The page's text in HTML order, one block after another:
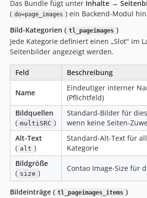
Das Bundle fügt unter Inhalte →
( do=page_images ) ein Backend-Modul
Bild-Kategorien ( tl_pageimages )
Jede Kategorie definiert einen „Slot" im
Seitenbilder angezeigt werden.
Feld Beschreibung
Name
Eindeutiger interner
(Pflichtfeld)
Bildquellen
( multiSRC )
Standard-Bilder für
wenn keine Seiten-
Alt-Text
( alt )
Standard-Alt-Text für
Kategorie
Bildgröße
( size )
Contao Image-Size für
Bildeinträge ( tl_pageimages_items )